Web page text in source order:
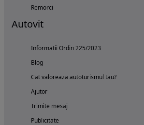
Remorci
Autovit
Informatii Ordin 225/2023
Blog
Cat valoreaza autoturismul tau?
Ajutor
Trimite mesaj
Publicitate